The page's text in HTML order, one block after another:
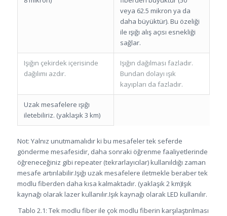
veya 62.5 mikron ya da
daha büyüktür). Bu özeliği
ile ışığı alış açısı esnekliği
sağlar.
Işığın çekirdek içerisinde
dağılımı azdır.
Işığın dağılması fazladır.
Bundan dolayı ışık
kayıpları da fazladır.
Uzak mesafelere ışığı
iletebiliriz. (yaklaşık 3 km)
Not: Yalnız unutmamalıdır ki bu mesafeler tek seferde
gönderme mesafesidir, daha sonraki öğrenme faaliyetlerinde
öğreneceğiniz gibi repeater (tekrarlayıcılar) kullanıldığı zaman
mesafe artırılabilir.Işığı uzak mesafelere iletmekle beraber tek
modlu fiberden daha kısa kalmaktadır. (yaklaşık 2 km)Işık
kaynağı olarak lazer kullanılır.Işık kaynağı olarak LED kullanılır.
Tablo 2.1: Tek modlu fiber ile çok modlu fiberin karşılaştırılması